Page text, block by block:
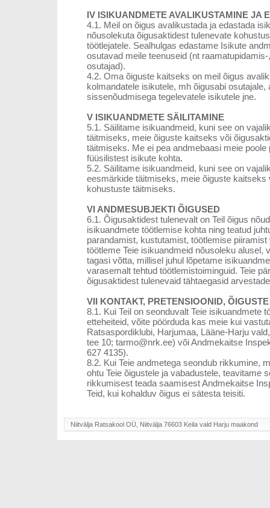
IV ISIKUANDMETE AVALIKUSTAMINE JA
4.1. Meil on õigus avalikustada ja edastada
nõusolekuta õigusaktidest tulenevate
töötlejatele. Sealhulgas edastame Isikute
osutavad meile teenuseid (nt
osutajad).
4.2. Oma õiguste kaitseks on meil õigus
kolmandatele isikutele, mh õigusabi osutajale,
sissenõudmisega tegelevatele isikutele jne.
V ISIKUANDMETE SÄILITAMINE
5.1. Säilitame isikuandmeid, kuni see on
täitmiseks, meie õiguste kaitseks või
täitmiseks. Me ei pea andmebaasi meie poole
füüsilistest isikute kohta.
5.2. Säilitame isikuandmeid, kuni see on
eesmärkide täitmiseks, meie õiguste kaitseks
kohustuste täitmiseks.
VI ANDMESUBJEKTI ÕIGUSED
6.1. Õigusaktidest tulenevalt on Teil õigus
isikuandmete töötlemise kohta ning teatud
parandamist, kustutamist, töötlemise
töötleme Teie isikuandmeid nõusoleku alusel,
tagasi võtta, millisel juhul lõpetame
varasemalt tehtud töötlemistoiminguid. Teie
õigusaktidest tulenevaid tähtaegasid
VII KONTAKT, PRETENSIOONID,
8.1. Kui Teil on seonduvalt Teie isikuandmete
etteheiteid, võite pöörduda kas meie kui
Ratsaspordiklubi, Harjumaa, Lääne-Harju
tee 10; tarmo@nrk.ee) või Andmekaitse
627 4135).
8.2. Kui Teie andmetega seondub rikkumine,
ohtu Teie õigustele ja vabadustele, teavitame
rikkumisest teada saamisest Andmekaitse
Teid, kui kohalduv õigus ei sätesta teisiti.
Niitvälja Ratsakool OÜ, Niitvälja 76603 Keila vald Harju maakond